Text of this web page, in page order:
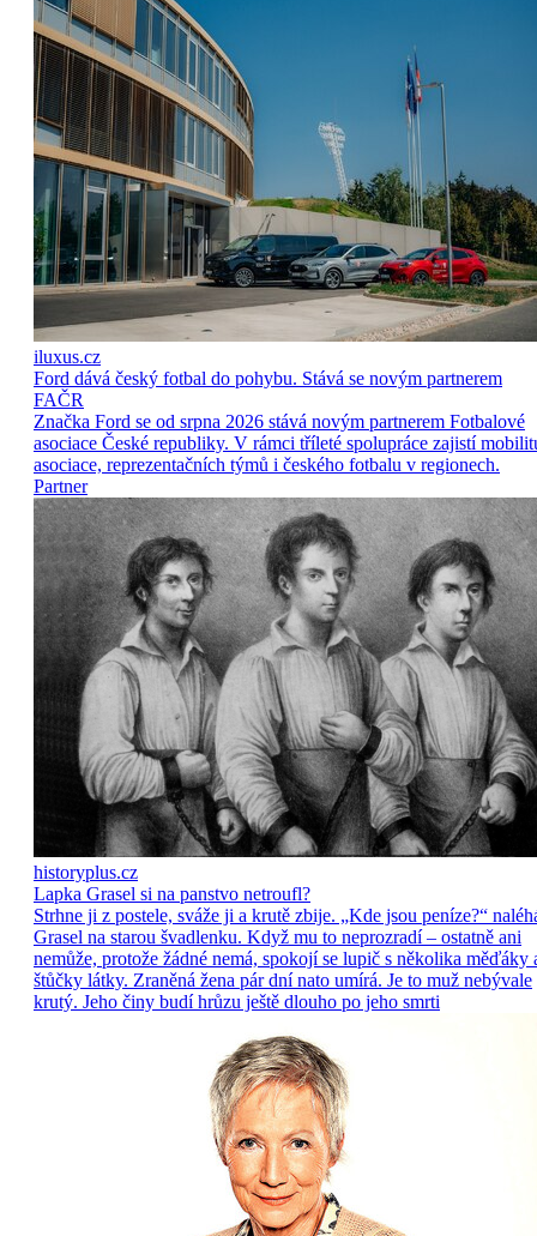
iluxus.cz
Ford dává český fotbal do pohybu. Stává se novým partnerem
FAČR
Značka Ford se od srpna 2026 stává novým partnerem Fotbalové
asociace České republiky. V rámci tříleté spolupráce zajistí
asociace, reprezentačních týmů i českého fotbalu v regionech.
Partner
historyplus.cz
Lapka Grasel si na panstvo netroufl?
Strhne ji z postele, sváže ji a krutě zbije. „Kde jsou peníze?“
Grasel na starou švadlenku. Když mu to neprozradí – ostatně ani
nemůže, protože žádné nemá, spokojí se lupič s několika měďáky
štůčky látky. Zraněná žena pár dní nato umírá. Je to muž nebývale
krutý. Jeho činy budí hrůzu ještě dlouho po jeho smrti